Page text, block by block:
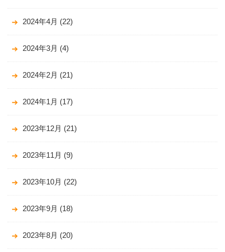
2024年4月 (22)
2024年3月 (4)
2024年2月 (21)
2024年1月 (17)
2023年12月 (21)
2023年11月 (9)
2023年10月 (22)
2023年9月 (18)
2023年8月 (20)